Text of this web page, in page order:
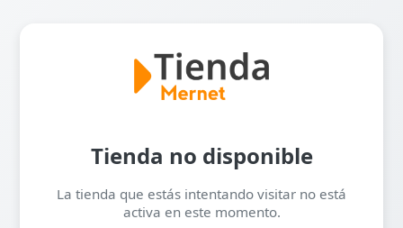
Tienda no disponible
La tienda que estás intentando visitar no está
activa en este momento.